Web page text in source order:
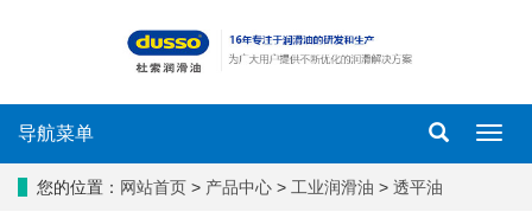
导
导航菜单
您的位置： 网站首页 > 产品中心 > 工业润滑油 > 透平油